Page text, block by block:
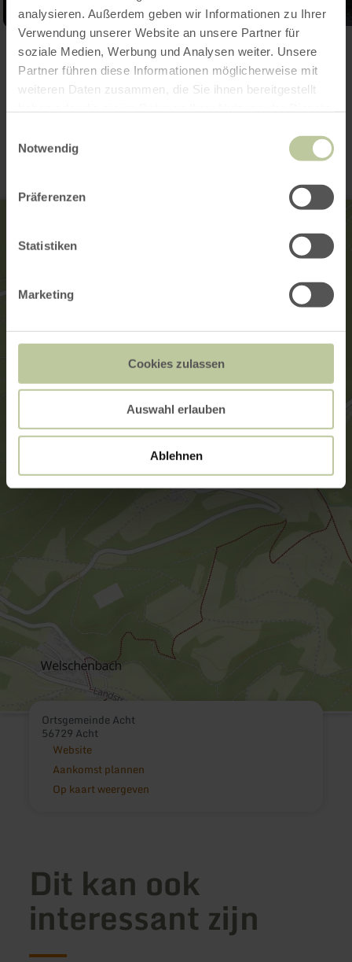
analysieren. Außerdem geben wir Informationen zu Ihrer
Verwendung unserer Website an unsere Partner für
soziale Medien, Werbung und Analysen weiter. Unsere
Partner führen diese Informationen möglicherweise mit
weiteren Daten zusammen, die Sie ihnen bereitgestellt
Notwendig
Präferenzen
Statistiken
Marketing
Cookies zulassen
Auswahl erlauben
Ablehnen
Galerij openen
Contact
Ortsgemeinde Acht
56729 Acht
Website
Aankomst plannen
Op kaart weergeven
Dit kan ook
interessant zijn